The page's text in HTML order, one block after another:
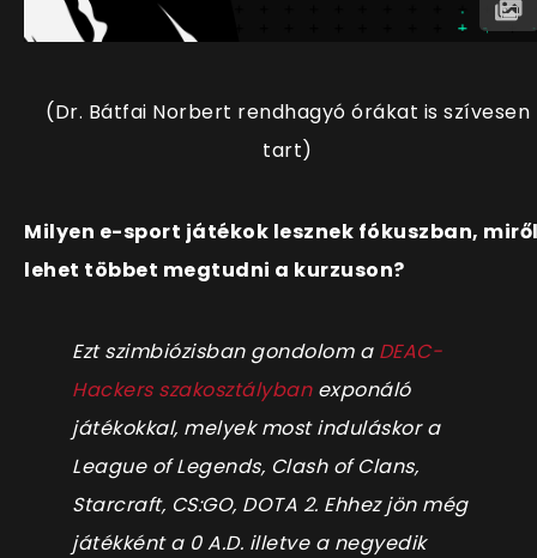
(Dr. Bátfai Norbert rendhagyó órákat is szívesen
tart)
Milyen e-sport játékok lesznek fókuszban,
lehet többet megtudni a kurzuson?
Ezt szimbiózisban gondolom a DEAC-
Hackers szakosztálybanexponáló
játékokkal, melyek most induláskor a
League of Legends, Clash of Clans,
Starcraft, CS:GO, DOTA 2. Ehhez jön még
játékként a 0 A.D. illetve a negyedik